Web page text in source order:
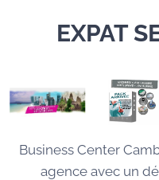
EXPAT
Business Center
agence avec un